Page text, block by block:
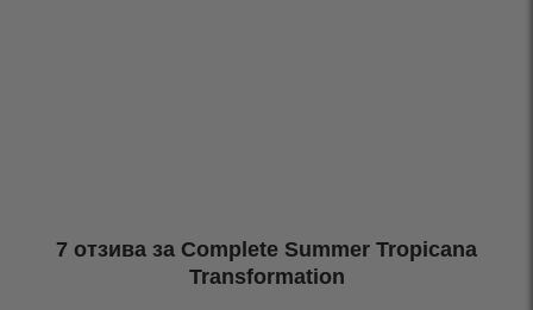
7 отзива за Complete Summer Tropicana
Transformation